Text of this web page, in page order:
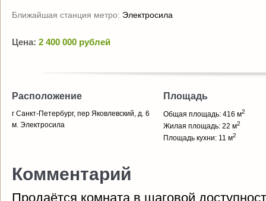
Ближайшая станция метро: Электросила
Цена: 2 400 000 рублей
Расположение
г Санкт-Петербург, пер Яковлевский, д. 6
м. Электросила
Площадь
Общая площадь: 416 м2
Жилая площадь: 22 м2
Площадь кухни: 11 м2
Комментарий
Продаётся комната в шаговой